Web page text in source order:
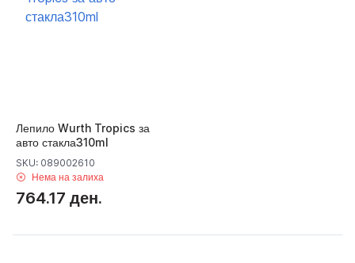
Лепило Wurth Tropics за
авто стакла310ml
SKU: 089002610
Нема на залиха
764.17 ден.